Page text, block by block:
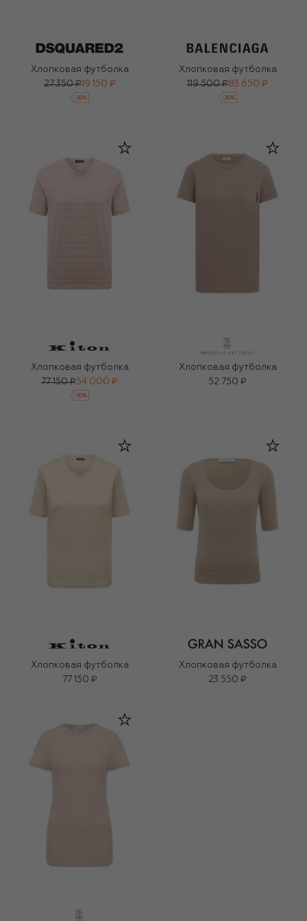
Хлопковая футболка
27 350 ₽19 150 ₽
-30%
Хлопковая футболка
119 500 ₽83 650 ₽
-30%
Хлопковая футболка
77 150 ₽54 000 ₽
-30%
Хлопковая футболка
52 750 ₽
Хлопковая футболка
77 150 ₽
Хлопковая футболка
23 550 ₽